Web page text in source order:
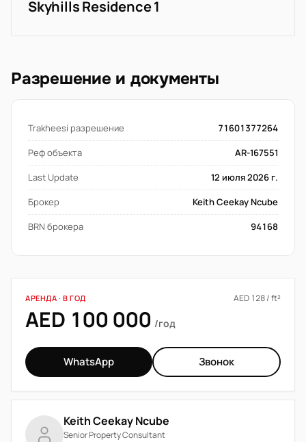
Skyhills Residence 1
Разрешение и документы
Trakheesi разрешение
71601377264
Реф объекта
AR-167551
Last Update
12 июля 2026 г.
Брокер
Keith Ceekay Ncube
BRN брокера
94168
АРЕНДА · В ГОД AED 128 / ft²
AED 100 000 /год
WhatsApp Звонок
Keith Ceekay Ncube
Senior Property Consultant